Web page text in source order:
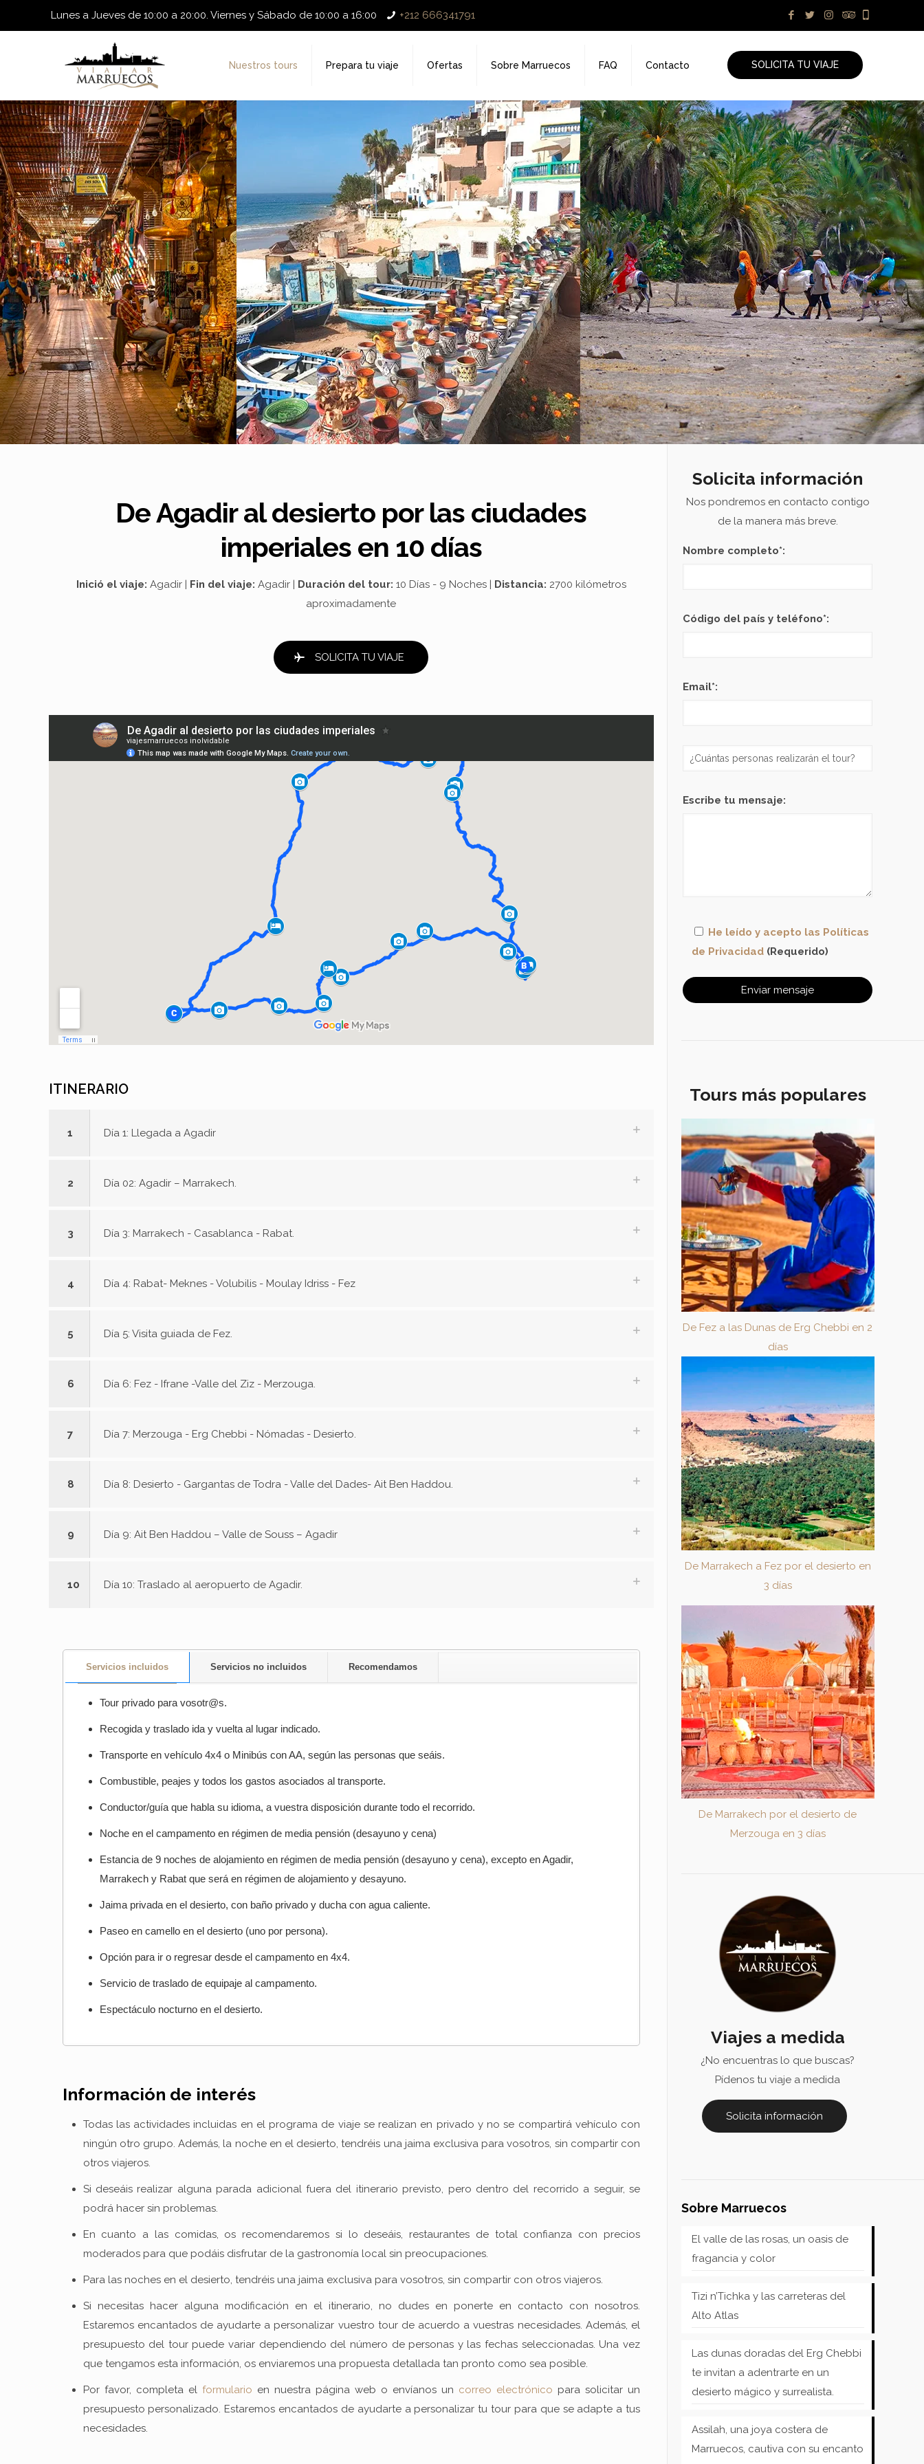
Lunes a Jueves de 10:00 a 20:00. Viernes y Sábado de 10:00 a 16:00 +212 666341791
Nuestros tours Prepara tu viaje Ofertas Sobre Marruecos FAQ Contacto SOLICITA TU VIAJE
De Agadir al desierto por las ciudades
imperiales en 10 días
Inició el viaje: Agadir | Fin del viaje: Agadir | Duración del tour: 10 Días - 9 Noches | Distancia: 2700 kilómetros
aproximadamente
SOLICITA TU VIAJE
ITINERARIO
1 Día 1: Llegada a Agadir
2 Día 02: Agadir – Marrakech.
3 Día 3: Marrakech - Casablanca - Rabat.
4 Día 4: Rabat- Meknes - Volubilis - Moulay Idriss - Fez
5 Día 5: Visita guiada de Fez.
6 Día 6: Fez - Ifrane -Valle del Ziz - Merzouga.
7 Día 7: Merzouga - Erg Chebbi - Nómadas - Desierto.
8 Día 8: Desierto - Gargantas de Todra - Valle del Dades- Ait Ben Haddou.
9 Día 9: Ait Ben Haddou – Valle de Souss – Agadir
10 Día 10: Traslado al aeropuerto de Agadir.
Servicios incluidos Servicios no incluidos Recomendamos
Tour privado para vosotr@s.
Recogida y traslado ida y vuelta al lugar indicado.
Transporte en vehículo 4x4 o Minibús con AA, según las personas que seáis.
Combustible, peajes y todos los gastos asociados al transporte.
Conductor/guía que habla su idioma, a vuestra disposición durante todo el recorrido.
Noche en el campamento en régimen de media pensión (desayuno y cena)
Estancia de 9 noches de alojamiento en régimen de media pensión (desayuno y cena), excepto en Agadir,
Marrakech y Rabat que será en régimen de alojamiento y desayuno.
Jaima privada en el desierto, con baño privado y ducha con agua caliente.
Paseo en camello en el desierto (uno por persona).
Opción para ir o regresar desde el campamento en 4x4.
Servicio de traslado de equipaje al campamento.
Espectáculo nocturno en el desierto.
Información de interés
Todas las actividades incluidas en el programa de viaje se realizan en privado y no se compartirá vehículo con
ningún otro grupo. Además, la noche en el desierto, tendréis una jaima exclusiva para vosotros, sin compartir con
otros viajeros.
Si deseáis realizar alguna parada adicional fuera del itinerario previsto, pero dentro del recorrido a seguir, se
podrá hacer sin problemas.
En cuanto a las comidas, os recomendaremos si lo deseáis, restaurantes de total confianza con precios
moderados para que podáis disfrutar de la gastronomía local sin preocupaciones.
Para las noches en el desierto, tendréis una jaima exclusiva para vosotros, sin compartir con otros viajeros.
Si necesitas hacer alguna modificación en el itinerario, no dudes en ponerte en contacto con nosotros.
Estaremos encantados de ayudarte a personalizar vuestro tour de acuerdo a vuestras necesidades. Además, el
presupuesto del tour puede variar dependiendo del número de personas y las fechas seleccionadas. Una vez
que tengamos esta información, os enviaremos una propuesta detallada tan pronto como sea posible.
Por favor, completa el formulario en nuestra página web o envíanos un correo electrónico para solicitar un
presupuesto personalizado. Estaremos encantados de ayudarte a personalizar tu tour para que se adapte a tus
necesidades.
Solicita información
Nos pondremos en contacto contigo
de la manera más breve.
Nombre completo*:
Código del país y teléfono*:
Email*:
Escribe tu mensaje:
He leído y acepto las Políticas
de Privacidad(Requerido)
Tours más populares
De Fez a las Dunas de Erg Chebbi en 2
días
De Marrakech a Fez por el desierto en
3 días
De Marrakech por el desierto de
Merzouga en 3 días
Viajes a medida
¿No encuentras lo que buscas?
Pídenos tu viaje a medida
Solicita información
Sobre Marruecos
El valle de las rosas, un oasis de
fragancia y color
Tizi n’Tichka y las carreteras del
Alto Atlas
Las dunas doradas del Erg Chebbi
te invitan a adentrarte en un
desierto mágico y surrealista.
Assilah, una joya costera de
Marruecos, cautiva con su encanto